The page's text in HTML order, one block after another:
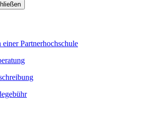
einer Partnerhochschule